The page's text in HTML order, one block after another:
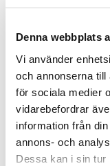
Denna webbplats
Vi använder
och annonserna till
för sociala medier
vidarebefordrar
information från
annons- och
Dessa kan i sin tur
Har
Vår